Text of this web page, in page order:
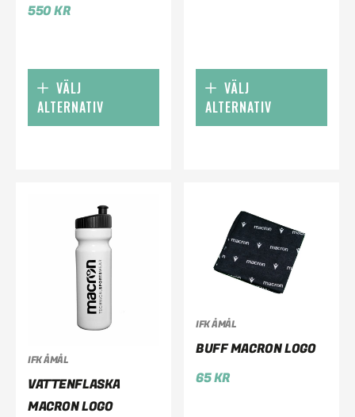
550KR
VÄLJ
ALTERNATIV
VÄLJ
ALTERNATIV
IFK ÅMÅL
VATTENFLASKA
MACRON LOGO
IFK ÅMÅL
BUFF MACRON LOGO
65KR